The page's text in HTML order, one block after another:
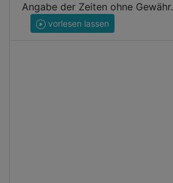
Angabe der Zeiten ohne Gewähr.
vorlesen lassen